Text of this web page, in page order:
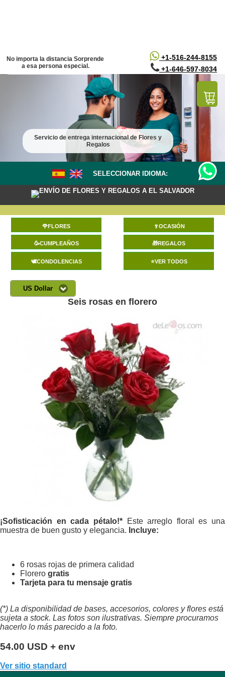
+1-516-244-8155
+1-646-597-8034
No importa la distancia Sorprende
a esa persona especial.
Servicio de entrega internacional de Flores y
Regalos
SELECCIONAR IDIOMA:
ENVÍO DE FLORES Y REGALOS A EL SALVADOR
🌹FLORES 🍷OCASIÓN
🥳CUMPLEAÑOS 🎁REGALOS
🕊️CONDOLENCIAS ⭐VER TODOS
US Dollar
Seis rosas en florero
¡Sofisticación en cada pétalo!*
Este arreglo floral es una
muestra de buen gusto y elegancia. Incluye:
6 rosas rojas de primera calidad
Florero gratis
Tarjeta para tu mensaje gratis
(*) La disponibilidad de bases, accesorios, colores y flores está
sujeta a stock. Las fotos son ilustrativas. Siempre procuramos
hacerlo lo más parecido a la foto.
54.00 USD + env
Ver sitio standard